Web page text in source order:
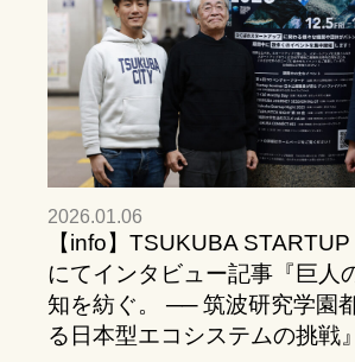
2026.01.06
【info】TSUKUBA
にてインタビュー記事『巨人
知を紡ぐ。 ── 筑波研究学園
る日本型エコシステムの挑戦